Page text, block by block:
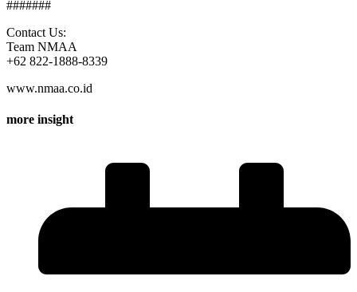
#######
Contact Us:
Team NMAA
+62 822-1888-8339
www.nmaa.co.id
more insight